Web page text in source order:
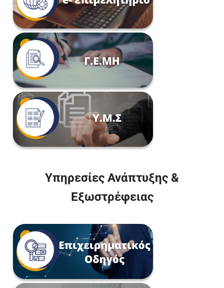
Υπηρεσίες Ανάπτυξης &
Εξωστρέφειας